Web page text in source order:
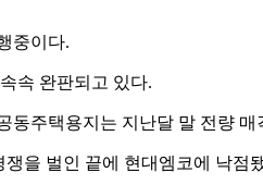
중이다.
속 완판되고 있다.
동주택용지는 지난달 말 전량 매
을 벌인 끝에 현대엠코에 낙점